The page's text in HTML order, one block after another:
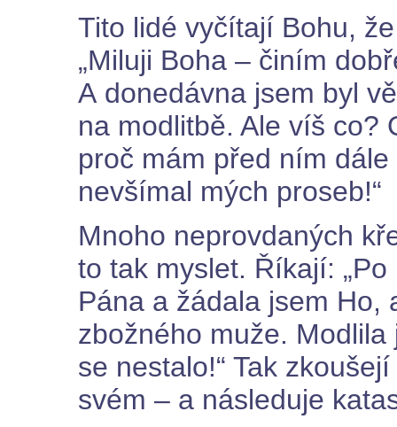
Tito lidé vyčítají Bohu,
„Miluji Boha – činím
A donedávna jsem byl
na modlitbě. Ale víš co?
proč mám před ním
nevšímal mých proseb!“
Mnoho neprovdaných
to tak myslet. Říkají:
Pána a žádala jsem Ho,
zbožného muže.
se nestalo!“ Tak
svém – a následuje